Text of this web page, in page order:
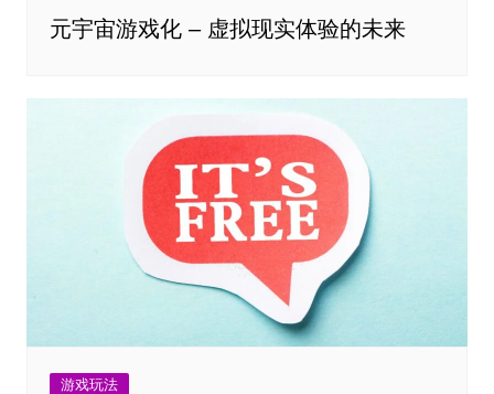
元宇宙游戏化 – 虚拟现实体验的未来
游戏玩法